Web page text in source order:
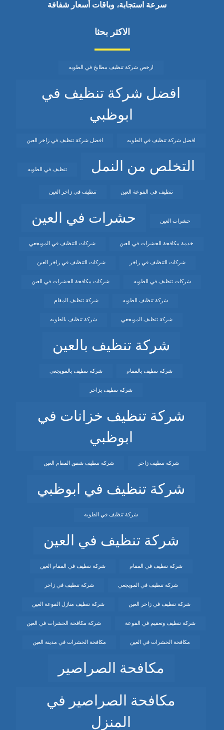
سرعة استجابة، وباقات أسعار شفافة
الاكثر بحثا
ارخص شركة تنظيف مطابخ في الطويه
افضل شركة تنظيف في
ابوظبي
افضل شركة تنظيف في الطويه افضل شركة تنظيف في زاخر العين
التخلص من النمل تنظيف في الطويه
تنظيف في الفوعة العين تنظيف في زاخر العين
حشرات العين حشرات في العين
خدمة مكافحة الحشرات في العين شركات التنظيف في المويجعي
شركات التنظيف في زاخر شركات التنظيف في زاخر العين
شركات تنظيف في الطويه شركات مكافحة الحشرات في العين
شركة تنظيف الطويه شركة تنظيف المقام
شركة تنظيف المويجعي شركة تنظيف بالطويه
شركة تنظيف بالعين
شركة تنظيف بالمقام شركة تنظيف بالمويجعي
شركة تنظيف بزاخر
شركة تنظيف خزانات في
ابوظبي
شركة تنظيف زاخر شركة تنظيف شقق المقام العين
شركة تنظيف في ابوظبي
شركة تنظيف في الطويه
شركة تنظيف في العين
شركة تنظيف في المقام شركة تنظيف في المقام العين
شركة تنظيف في المويجعي شركة تنظيف في زاخر
شركة تنظيف في زاخر العين شركة تنظيف منازل الفوعة العين
شركة تنظيف وتعقيم في الفوعة شركة مكافحة الحشرات في العين
مكافحة الحشرات في العين مكافحة الحشرات في مدينة العين
مكافحة الصراصير
مكافحة الصراصير في
المنزل